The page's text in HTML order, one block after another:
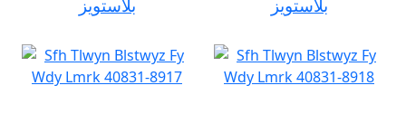
بلاستويز
بلاستويز